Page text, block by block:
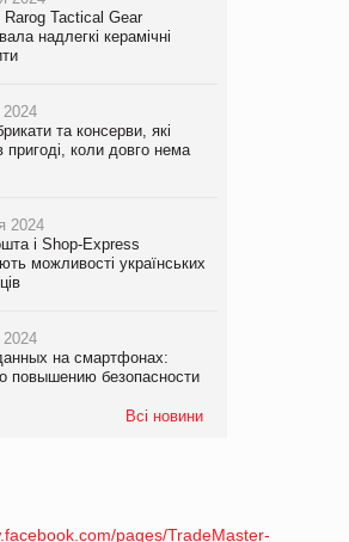
Сергій Лісунов про
вироби на
Rarog Tactical Gear
надлегкі керамічні
та консерви, які
пригоді, коли довго нема
2024
і Shop-Express
можливості українських
2024
на смартфонах:
повышению безопасности
Всі новини